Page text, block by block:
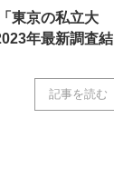
東京の私立大
年最新調査結
記事を読む